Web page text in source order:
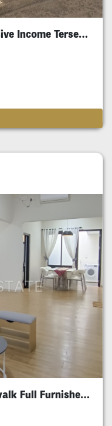
Jalan Arjuno Komersil Passive Income Tersewa
Rumah Citraland Utama Gwalk Full Furnished Murah